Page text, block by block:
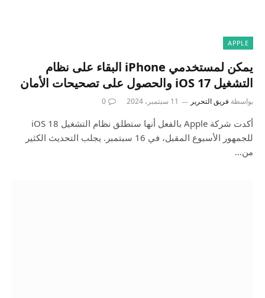
APPLE
يمكن لمستخدمي iPhone البقاء على نظام
التشغيل iOS 17 والحصول على تصحيحات الأمان
بواسطة فريق التحرير 11 سبتمبر، 2024 0
أكدت شركة Apple بالفعل أنها ستطلق نظام التشغيل iOS 18
للجمهور الأسبوع المقبل، في 16 سبتمبر. يجلب التحديث الكثير
من…